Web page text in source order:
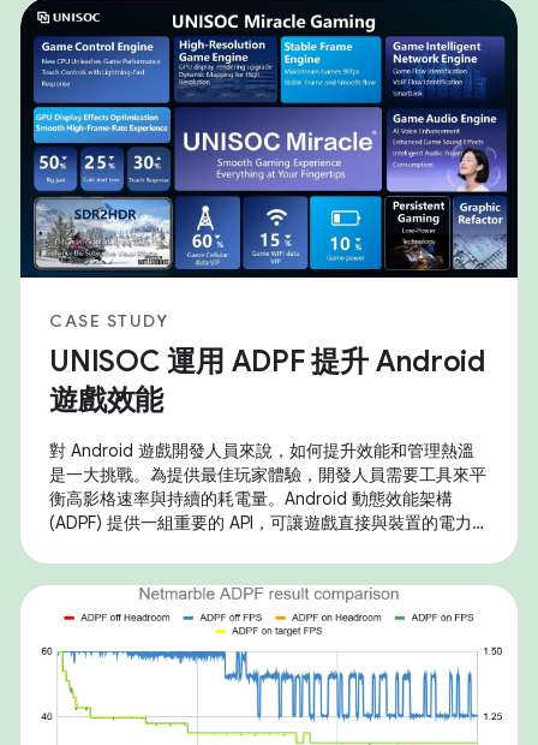
CASE STUDY
UNISOC 運用 ADPF 提升 Android
遊戲效能
對 Android 遊戲開發人員來說，如何提升效能和管理熱溫
是一大挑戰。為提供最佳玩家體驗，開發人員需要工具來平
衡高影格速率與持續的耗電量。Android 動態效能架構
(ADPF) 提供一組重要的 API，可讓遊戲直接與裝置的電力和
工具，在 SoC 上提供優異的遊戲體驗。自 Android 14 開
始，UNISOC 產品全面支援核心 ADPF API，包括效能提
示、熱溫和遊戲模式/狀態。為進一步提升 SoC 的效能，紫
光展銳在自家